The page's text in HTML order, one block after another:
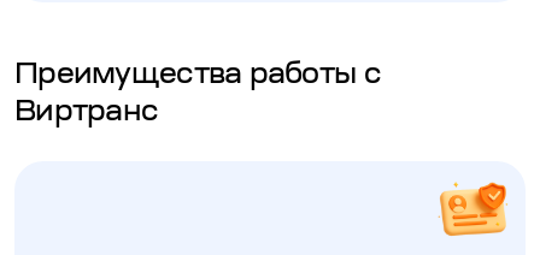
Преимущества работы с
Виртранс